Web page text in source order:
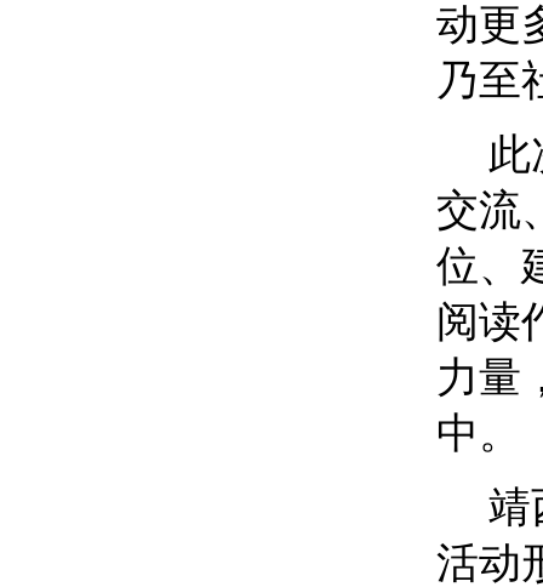
动更
乃至
交流
位、
阅读
力量
中。
靖
活动